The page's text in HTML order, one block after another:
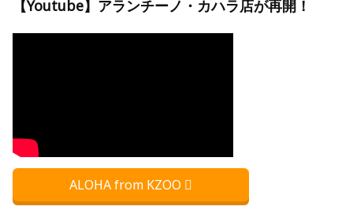
【Youtube】アランチーノ・カハラ店が再開！
ALOHA from KZOO